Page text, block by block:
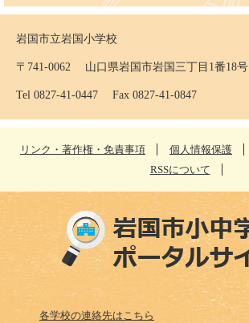
岩国市立岩国小学校
〒741-0062 山口県岩国市岩国三丁目1番18号
Tel 0827-41-0447 Fax 0827-41-0847
リンク・著作権・免責事項 個人情報保護
RSSについて
各学校の連絡先はこちら